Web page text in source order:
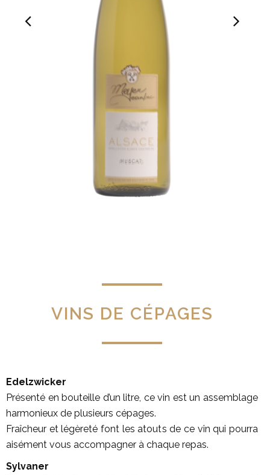
VINS DE CÉPAGES
Edelzwicker
Présenté en bouteille d’un litre, ce vin est un assemblage
harmonieux de plusieurs cépages.
Fraîcheur et légèreté font les atouts de ce vin qui pourra
aisément vous accompagner à chaque repas.
Sylvaner